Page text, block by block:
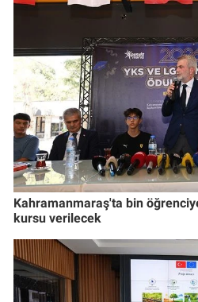
Kahramanmaraş'ta bin
kursu verilecek